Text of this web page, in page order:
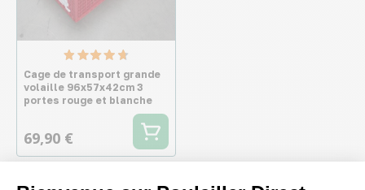
Cage de transport grande
volaille 96x57x42cm 3
portes rouge et blanche
69,90 €